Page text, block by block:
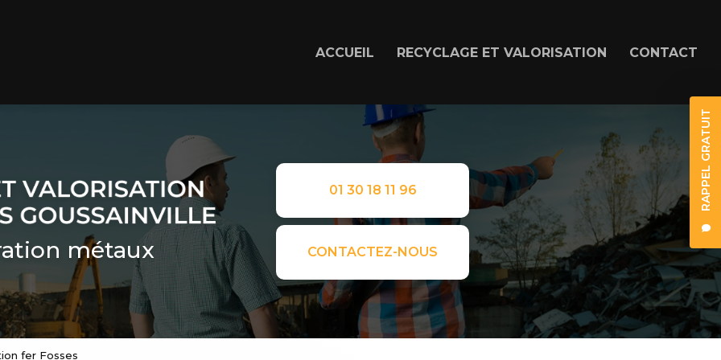
RAPPEL GRATUIT
ACCUEIL RECYCLAGE ET VALORISATION CONTACT
métaux
01 30 18 11 96
CONTACTEZ-NOUS
fer Fosses